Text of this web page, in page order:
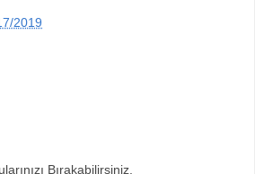
2019
Bırakabilirsiniz.